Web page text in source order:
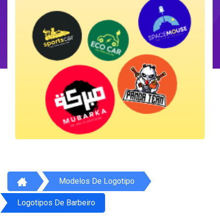
Modelos De Logotipo
Logotipos De Barbeiro